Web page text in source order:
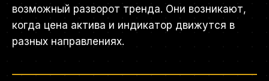
возможный разворот тренда. Они возникают,
когда цена актива и индикатор движутся в
разных направлениях.